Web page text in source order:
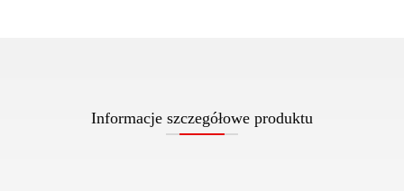
Informacje szczegółowe produktu